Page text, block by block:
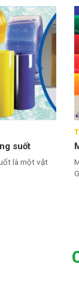
suốt
là một vật